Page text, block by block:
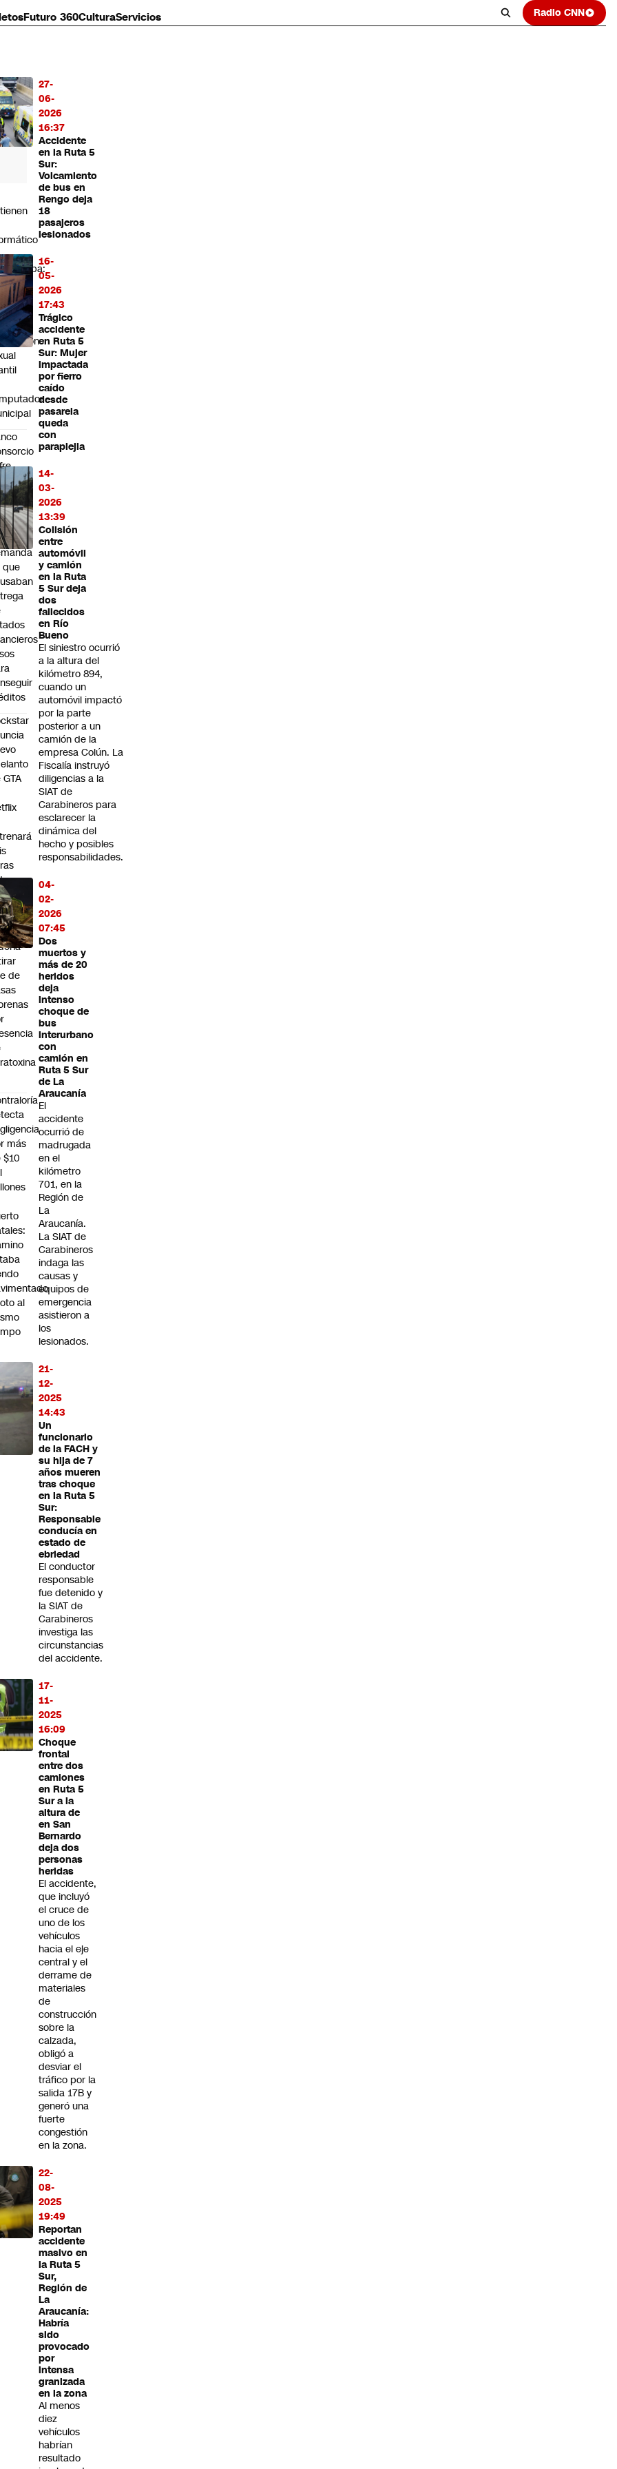
Futuro 360CulturaServicios Radio CNN
27-
06-
2026
16:37
Accidente
en la Ruta 5
Sur:
Volcamiento
de bus en
Rengo deja
18
pasajeros
lesionados
16-
05-
2026
17:43
Trágico
accidente
en Ruta 5
Sur: Mujer
impactada
por fierro
caído
desde
pasarela
queda
con
paraplejia
14-
03-
2026
13:39
Colisión
entre
automóvil
y camión
en la Ruta
5 Sur deja
dos
fallecidos
en Río
Bueno
El siniestro ocurrió
a la altura del
kilómetro 894,
cuando un
automóvil impactó
por la parte
posterior a un
camión de la
empresa Colún. La
Fiscalía instruyó
diligencias a la
SIAT de
Carabineros para
esclarecer la
dinámica del
hecho y posibles
responsabilidades.
04-
02-
2026
07:45
Dos
muertos y
más de 20
heridos
deja
intenso
choque de
bus
interurbano
con
camión en
Ruta 5 Sur
de La
Araucanía
El
accidente
ocurrió de
madrugada
en el
kilómetro
701, en la
Región de
La
Araucanía.
La SIAT de
Carabineros
indaga las
causas y
equipos de
emergencia
asistieron a
los
lesionados.
21-
12-
2025
14:43
Un
funcionario
de la FACH y
su hija de 7
años mueren
tras choque
en la Ruta 5
Sur:
Responsable
conducía en
estado de
ebriedad
El conductor
responsable
fue detenido y
la SIAT de
Carabineros
investiga las
circunstancias
del accidente.
17-
11-
2025
16:09
Choque
frontal
entre dos
camiones
en Ruta 5
Sur a la
altura de
en San
Bernardo
deja dos
personas
heridas
El accidente,
que incluyó
el cruce de
uno de los
vehículos
hacia el eje
central y el
derrame de
materiales
de
construcción
sobre la
calzada,
obligó a
desviar el
tráfico por la
salida 17B y
generó una
fuerte
congestión
en la zona.
22-
08-
2025
19:49
Reportan
accidente
masivo en
la Ruta 5
Sur,
Región de
La
Araucanía:
Habría
sido
provocado
por
intensa
granizada
en la zona
Al menos
diez
vehículos
habrían
resultado
que
de
más
$10
al